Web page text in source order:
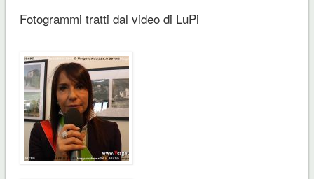
Fotogrammi tratti dal video di LuPi